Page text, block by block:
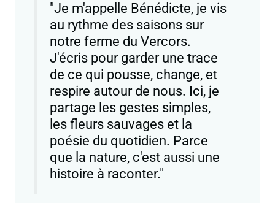
"Je m'appelle Bénédicte, je vis
au rythme des saisons sur
notre ferme du Vercors.
J'écris pour garder une trace
de ce qui pousse, change, et
respire autour de nous. Ici, je
partage les gestes simples,
les fleurs sauvages et la
poésie du quotidien. Parce
que la nature, c'est aussi une
histoire à raconter."